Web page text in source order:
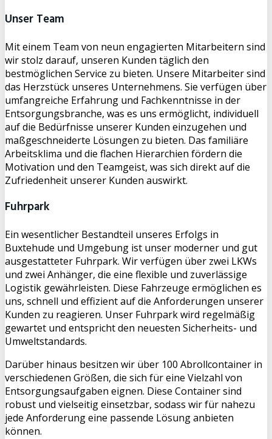
Unser Team
Mit einem Team von neun engagierten Mitarbeitern sind
wir stolz darauf, unseren Kunden täglich den
bestmöglichen Service zu bieten. Unsere Mitarbeiter sind
das Herzstück unseres Unternehmens. Sie verfügen über
umfangreiche Erfahrung und Fachkenntnisse in der
Entsorgungsbranche, was es uns ermöglicht, individuell
auf die Bedürfnisse unserer Kunden einzugehen und
maßgeschneiderte Lösungen zu bieten. Das familiäre
Arbeitsklima und die flachen Hierarchien fördern die
Motivation und den Teamgeist, was sich direkt auf die
Zufriedenheit unserer Kunden auswirkt.
Fuhrpark
Ein wesentlicher Bestandteil unseres Erfolgs in
Buxtehude und Umgebung ist unser moderner und gut
ausgestatteter Fuhrpark. Wir verfügen über zwei LKWs
und zwei Anhänger, die eine flexible und zuverlässige
Logistik gewährleisten. Diese Fahrzeuge ermöglichen es
uns, schnell und effizient auf die Anforderungen unserer
Kunden zu reagieren. Unser Fuhrpark wird regelmäßig
gewartet und entspricht den neuesten Sicherheits- und
Umweltstandards.
Darüber hinaus besitzen wir über 100 Abrollcontainer in
verschiedenen Größen, die sich für eine Vielzahl von
Entsorgungsaufgaben eignen. Diese Container sind
robust und vielseitig einsetzbar, sodass wir für nahezu
jede Anforderung eine passende Lösung anbieten
können.